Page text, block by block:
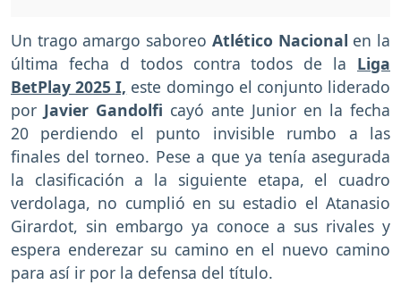
Un trago amargo saboreo Atlético Nacional en la
última fecha d todos contra todos de la Liga
BetPlay 2025 I, este domingo el conjunto liderado
por Javier Gandolfi cayó ante Junior en la fecha
20 perdiendo el punto invisible rumbo a las
finales del torneo. Pese a que ya tenía asegurada
la clasificación a la siguiente etapa, el cuadro
verdolaga, no cumplió en su estadio el Atanasio
Girardot, sin embargo ya conoce a sus rivales y
espera enderezar su camino en el nuevo camino
para así ir por la defensa del título.